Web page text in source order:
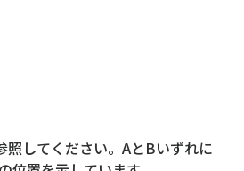
照してください。AとBいずれに